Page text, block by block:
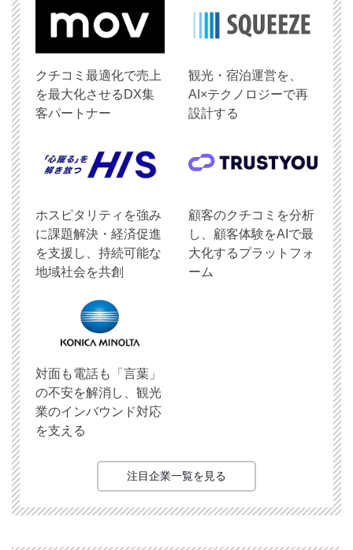
クチコミ最適化で売上
を最大化させるDX集
客パートナー
観光・宿泊運営を、
AI×テクノロジーで再
設計する
ホスピタリティを強み
に課題解決・経済促進
を支援し、持続可能な
地域社会を共創
顧客のクチコミを分析
し、顧客体験をAIで最
大化するプラットフォ
ーム
対面も電話も「言葉」
の不安を解消し、観光
業のインバウンド対応
を支える
注目企業一覧を見る